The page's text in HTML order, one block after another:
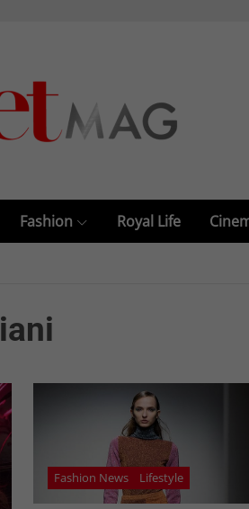
Fashion Royal Life
Fashion News Lifestyle